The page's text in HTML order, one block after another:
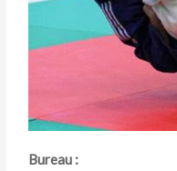
Bureau :